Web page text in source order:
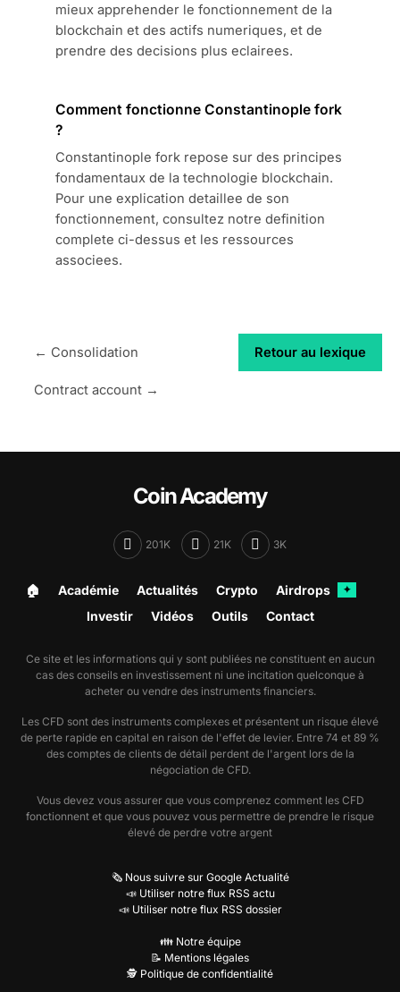
mieux apprehender le fonctionnement de la
blockchain et des actifs numeriques, et de
prendre des decisions plus eclairees.
Comment fonctionne Constantinople fork
?
Constantinople fork repose sur des principes
fondamentaux de la technologie blockchain.
Pour une explication detaillee de son
fonctionnement, consultez notre definition
complete ci-dessus et les ressources
associees.
← Consolidation Retour au lexique
Contract account →
Coin Academy
201K 21K 3K
🏠︎ Académie Actualités Crypto Airdrops ✦
Investir Vidéos Outils Contact
Ce site et les informations qui y sont publiées ne constituent en aucun
cas des conseils en investissement ni une incitation quelconque à
acheter ou vendre des instruments financiers.
Les CFD sont des instruments complexes et présentent un risque élevé
de perte rapide en capital en raison de l'effet de levier. Entre 74 et 89 %
des comptes de clients de détail perdent de l'argent lors de la
négociation de CFD.
Vous devez vous assurer que vous comprenez comment les CFD
fonctionnent et que vous pouvez vous permettre de prendre le risque
élevé de perdre votre argent
🗞️ Nous suivre sur Google Actualité
📣 Utiliser notre flux RSS actu
📣 Utiliser notre flux RSS dossier
👪 Notre équipe
📝 Mentions légales
🕵️ Politique de confidentialité